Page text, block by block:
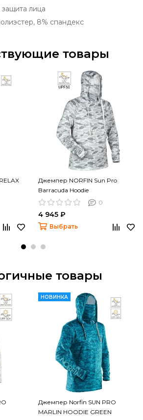
лица
8% спандекс
товары
Джемпер NORFIN Sun Pro
Barracuda Hoodie
0
4 945 ₽
Выбрать
товары
НОВИНКА
Джемпер Norfin SUN PRO
MARLIN HOODIE GREEN